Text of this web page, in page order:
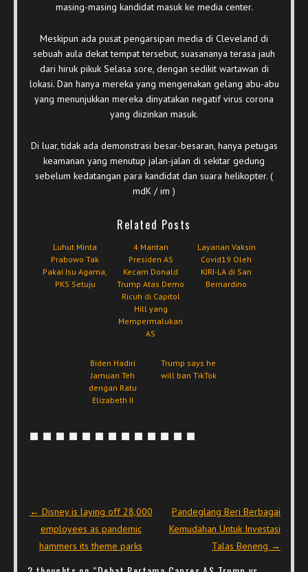
masing-masing kandidat masuk ke media center.
Meskipun ada pusat pengarsipan media di Cleveland di
sebuah aula dekat tempat tersebut, suasananya terasa jauh
dari hiruk pikuk Selasa sore, dengan sedikit wartawan di
lokasi. Dan hanya mereka yang mengenakan gelang abu-abu
yang menunjukkan mereka dinyatakan negatif virus corona
yang diizinkan masuk.
Di luar, tidak ada demonstrasi besar-besaran, hanya petugas
keamanan yang menutup jalan-jalan di sekitar gedung
sebelum kedatangan para kandidat dan suara helikopter. (
mdK / im )
Related Posts
Luhut Minta
Prabowo Tak
Pakai Isu Agama,
PKS Setuju
4 Mantan
Presiden AS
Kecam Donald
Trump Atas Demo
Ricuh di Capitol
Hill yang
Mempermalukan
AS
Layanan Vaksin
Covid19 Oleh
KJRI-LA di San
Bernardino
Biden Hadiri
Jamuan Teh
dengan Ratu
Elizabeth II
Trump says he
will ban TikTok
Post navigation
← Disney is laying off 28,000
employees as pandemic
hammers its theme parks
Pandeglang Beri Berbagai
Kemudahan Untuk Investasi
Talas Beneng →